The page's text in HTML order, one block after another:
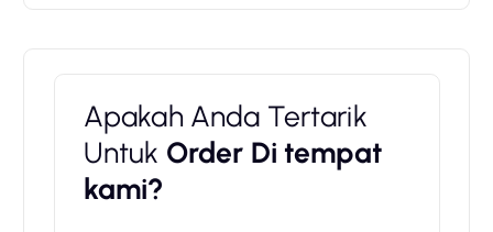
Apakah Anda Tertarik
Untuk Order Di tempat
kami?